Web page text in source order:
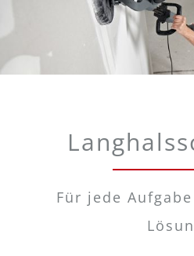
Für jede